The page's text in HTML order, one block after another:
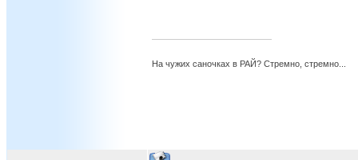
На чужих саночках в РАЙ? Стремно, стремно...